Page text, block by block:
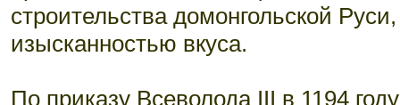
строительства домонгольской
изысканностью вкуса.
По приказу Всеволода III в 1194